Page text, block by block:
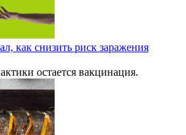
как снизить риск заражения
остается вакцинация.